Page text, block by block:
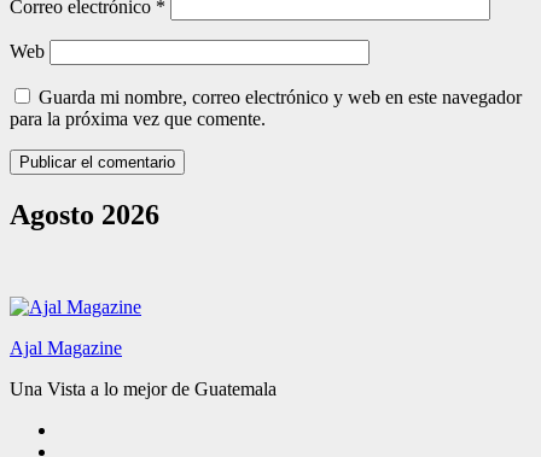
Correo electrónico *
Web
Guarda mi nombre, correo electrónico y web en este navegador
para la próxima vez que comente.
Agosto 2026
Ajal Magazine
Una Vista a lo mejor de Guatemala